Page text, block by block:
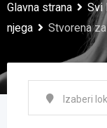
Glavna strana Svi
njega
Stvorena